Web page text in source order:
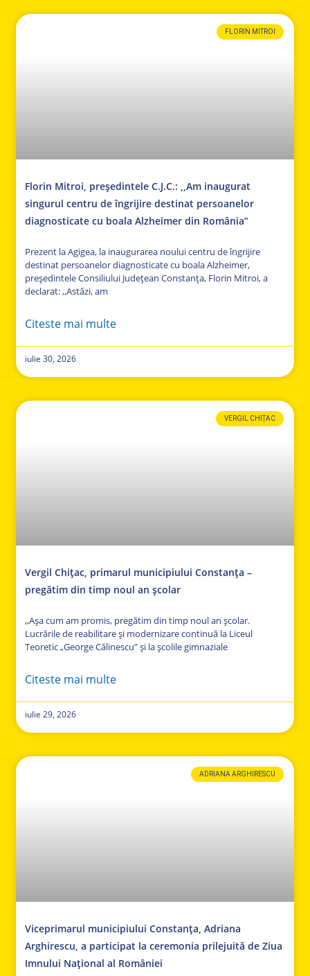
FLORIN MITROI
Florin Mitroi, președintele C.J.C.: ,,Am inaugurat
singurul centru de îngrijire destinat persoanelor
diagnosticate cu boala Alzheimer din România”
Prezent la Agigea, la inaugurarea noului centru de îngrijire
destinat persoanelor diagnosticate cu boala Alzheimer,
președintele Consiliului Județean Constanța, Florin Mitroi, a
declarat: ,,Astăzi, am
Citeste mai multe
iulie 30, 2026
VERGIL CHIȚAC
Vergil Chițac, primarul municipiului Constanța –
pregătim din timp noul an școlar
,,Așa cum am promis, pregătim din timp noul an școlar.
Lucrările de reabilitare și modernizare continuă la Liceul
Teoretic „George Călinescu” și la școlile gimnaziale
Citeste mai multe
iulie 29, 2026
ADRIANA ARGHIRESCU
Viceprimarul municipiului Constanța, Adriana
Arghirescu, a participat la ceremonia prilejuită de Ziua
Imnului Național al României